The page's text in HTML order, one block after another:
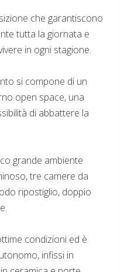
che garantiscono
tutta la giornata e
in ogni stagione.
si compone di un
open space, una
di abbattere la
grande ambiente
tre camere da
ripostiglio, doppio
condizioni ed è
infissi in